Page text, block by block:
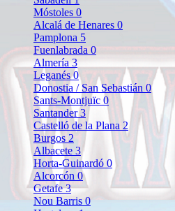
Móstoles 0
Alcalá de Henares 0
Pamplona 5
Fuenlabrada0
Almería 3
Leganés0
Donostia / San Sebastián 0
Sants-Montjuïc 0
Santander3
Castelló de la Plana2
Burgos 2
Albacete 3
Horta-Guinardó 0
Alcorcón 0
Getafe3
Nou Barris0